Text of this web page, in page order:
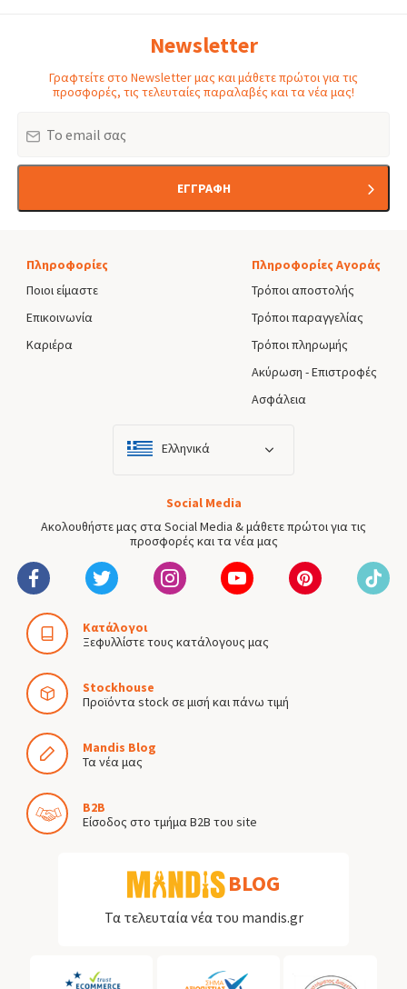
Newsletter
Γραφτείτε στο Newsletter μας και μάθετε πρώτοι για τις
προσφορές, τις τελευταίες παραλαβές και τα νέα μας!
ΕΓΓΡΑΦΗ
Πληροφορίες
Ποιοι είμαστε
Επικοινωνία
Καριέρα
Πληροφορίες Αγοράς
Τρόποι αποστολής
Τρόποι παραγγελίας
Τρόποι πληρωμής
Ακύρωση - Επιστροφές
Ασφάλεια
Ελληνικά
Social Media
Ακολουθήστε μας στα Social Media & μάθετε πρώτοι για τις
προσφορές και τα νέα μας
Κατάλογοι
Ξεφυλλίστε τους κατάλογους μας
Stockhouse
Προϊόντα stock σε μισή και πάνω τιμή
Mandis Blog
Τα νέα μας
B2B
Είσοδος στο τμήμα B2B του site
BLOG
Τα τελευταία νέα του mandis.gr